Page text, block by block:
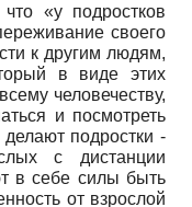
«у подростков
своего
к другим людям,
в виде этих
человечеству,
и посмотреть
подростки -
с дистанции
в себе силы быть
от взрослой